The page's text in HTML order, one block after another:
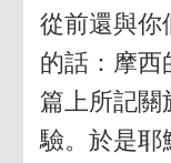
從前還與你
的話：摩西
篇上所記關
驗。於是耶